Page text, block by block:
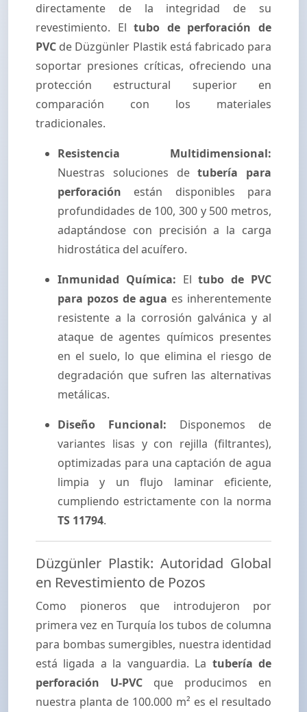
directamente de la integridad de su
revestimiento. Eltubo de perforación de
PVC de Düzgünler Plastik está fabricado para
soportar presiones críticas, ofreciendo una
protección estructural superior en
comparación con los materiales
tradicionales.
Resistencia Multidimensional:
Nuestras soluciones detubería para
perforación están disponibles para
profundidades de 100, 300 y 500 metros,
adaptándose con precisión a la carga
hidrostática del acuífero.
Inmunidad Química: Eltubo de PVC
para pozos de agua es inherentemente
resistente a la corrosión galvánica y al
ataque de agentes químicos presentes
en el suelo, lo que elimina el riesgo de
degradación que sufren las alternativas
metálicas.
Diseño Funcional: Disponemos de
variantes lisas y con rejilla (filtrantes),
optimizadas para una captación de agua
limpia y un flujo laminar eficiente,
cumpliendo estrictamente con la norma
TS 11794.
Düzgünler Plastik: Autoridad Global
en Revestimiento de Pozos
Como pioneros que introdujeron por
primera vez en Turquía los tubos de columna
para bombas sumergibles, nuestra identidad
está ligada a la vanguardia. La tubería de
perforación U-PVC que producimos en
nuestra planta de 100.000 m² es el resultado